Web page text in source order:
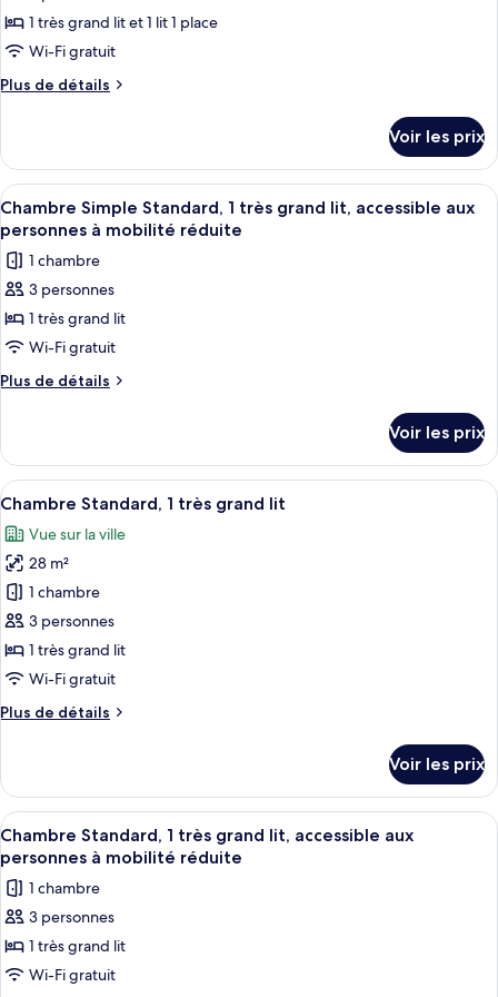
lits
pour
ce
type
de
Chambre
Standard,
plusieurs
lits
1 très grand lit et 1 lit 1 place
Wi-Fi gratuit
Plus de détails
Plus
le
type
de
chambre
Chambre
Standard,
plusieurs
Voir les prix
Afficher
toutes
les
photos
pour
ce
type
de
Simple
Standard,
1
très
grand
lit,
accessible
aux
personnes
à
mobilité
Une chambre d’hôtel avec un
3
Chambre Simple Standard, 1 très grand lit, accessible aux
personnes à mobilité réduite
1 chambre
3 personnes
1 très grand lit
Wi-Fi gratuit
Plus de détails
Plus
le
type
de
Chambre
Simple
Standard,
très
grand
lit,
accessible
personnes
réduite
Voir les prix
Afficher
toutes
les
photos
pour
ce
type
de
chambre :
Chambre
très
grand
lit
Une chambre d’hôtel avec un lit, un
5
Chambre Standard, 1 très grand lit
Vue sur la ville
28 m²
1 chambre
3 personnes
1 très grand lit
Wi-Fi gratuit
Plus de détails
Plus
le
type
de
chambre
Chambre
Standard,
grand
lit
Voir les prix
Afficher
toutes
les
photos
pour
ce
type
Une chambre d’hôtel avec un lit,
3
Chambre Standard, 1 très grand lit, accessible aux
personnes à mobilité réduite
1 chambre
3 personnes
1 très grand lit
Wi-Fi gratuit